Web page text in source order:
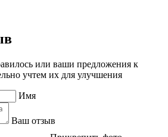
или ваши предложения к
учтем их для улучшения
Имя
Ваш отзыв